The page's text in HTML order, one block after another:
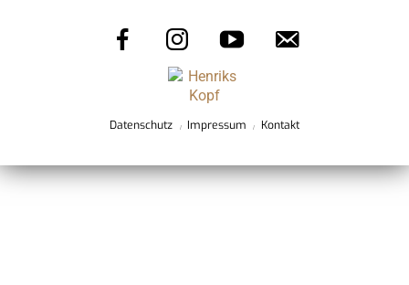
Datenschutz Impressum Kontakt